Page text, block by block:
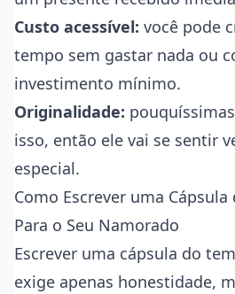
Custo acessível: você pode
tempo sem gastar nada ou
investimento mínimo.
Originalidade:
isso, então ele vai se sentir
especial.
Como Escrever uma
Para o Seu Namorado
Escrever uma cápsula do
exige apenas honestidade,